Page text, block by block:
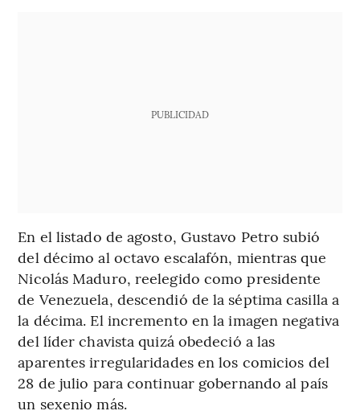
PUBLICIDAD
En el listado de agosto, Gustavo Petro subió
del décimo al octavo escalafón, mientras que
Nicolás Maduro, reelegido como presidente
de Venezuela, descendió de la séptima casilla a
la décima. El incremento en la imagen negativa
del líder chavista quizá obedeció a las
aparentes irregularidades en los comicios del
28 de julio para continuar gobernando al país
un sexenio más.